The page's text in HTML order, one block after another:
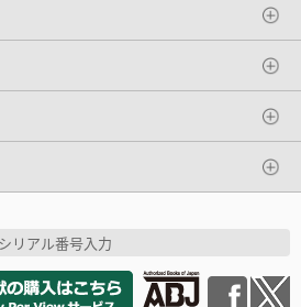
シリアル番号入力